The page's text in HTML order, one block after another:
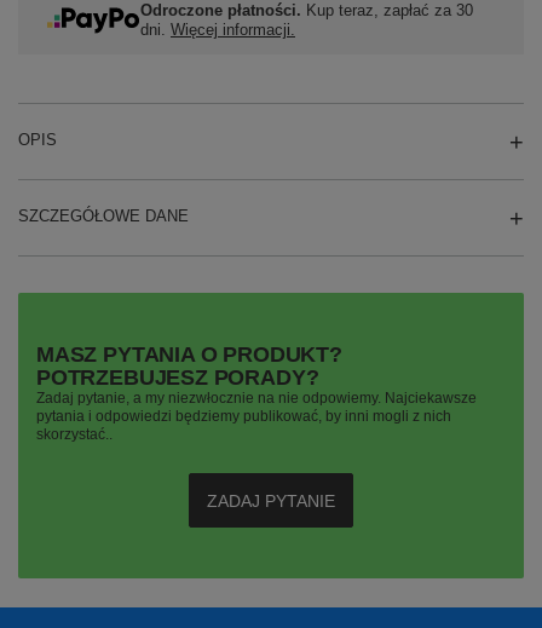
Odroczone płatności. Kup teraz, zapłać za 30
dni. Więcej informacji.
OPIS
SZCZEGÓŁOWE DANE
MASZ PYTANIA O PRODUKT?
POTRZEBUJESZ PORADY?
Zadaj pytanie, a my niezwłocznie na nie odpowiemy. Najciekawsze
pytania i odpowiedzi będziemy publikować, by inni mogli z nich
skorzystać..
ZADAJ PYTANIE